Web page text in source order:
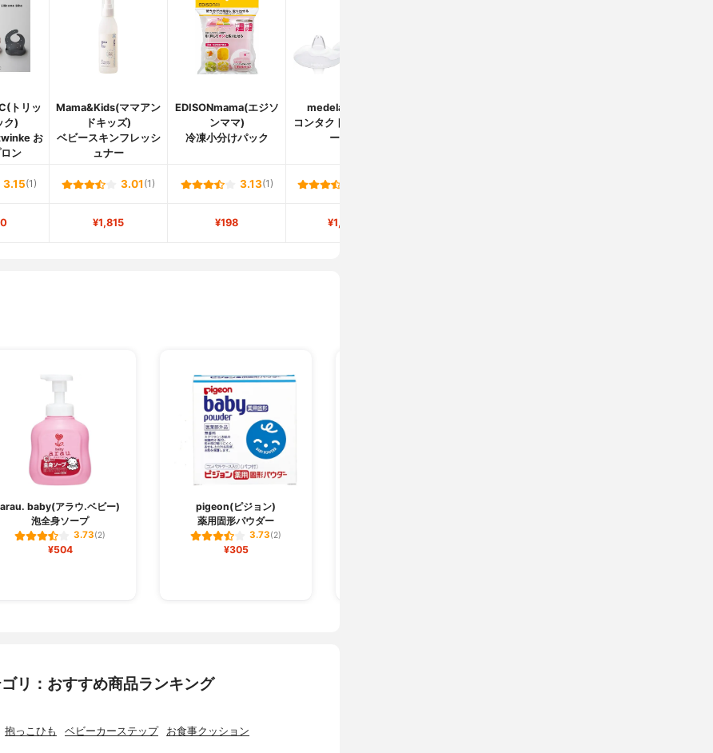
トリッ
ク)
お
ン
Mama&Kids(ママアン
ドキッズ)
ベビースキンフレッシ
ュナー
EDISONmama(エジソ
ンママ)
冷凍小分けパック
medela(メデラ)
コンタクトニップルシ
ールド
3.15(1) 3.01 (1) 3.13(1)
¥1,815 ¥198 ¥1,500
arau. baby(アラウ.ベビー)
泡全身ソープ
3.73(2)
¥504
pigeon(ピジョン)
薬用固形パウダー
3.73(2)
¥305
リ：おすすめ商品ランキング
抱っこひも ベビーカーステップ お食事クッション